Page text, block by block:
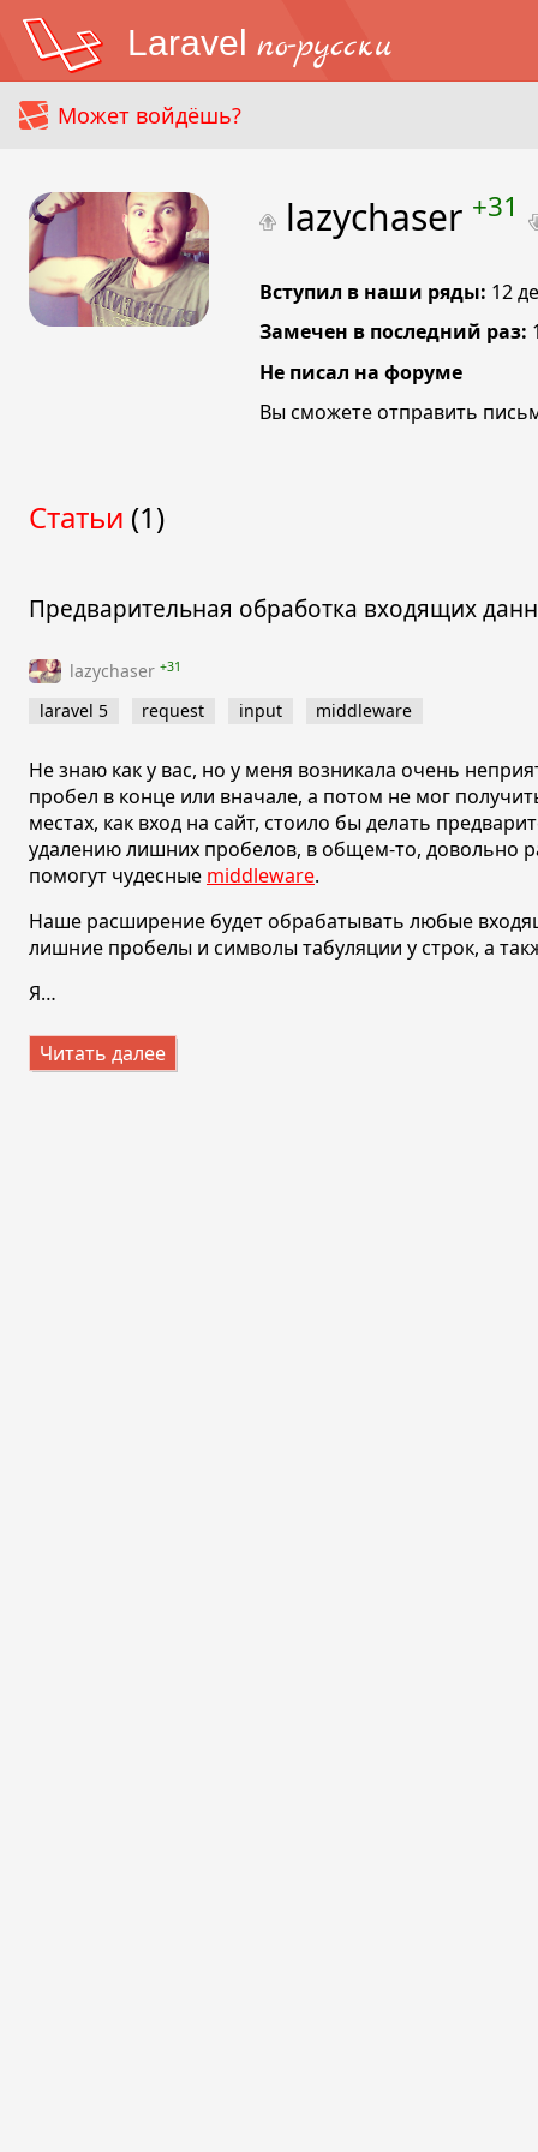
Laravel по-русски
Может войдёшь?
lazychaser +31
Вступил в наши ряды: 12
Замечен в последний раз:
Не писал на форуме
Вы сможете отправить
Статьи (1)
Предварительная обработка входящих
lazychaser +31
laravel 5 request input middleware
Не знаю как у вас, но у меня возникала очень
пробел в конце или вначале, а потом не мог
местах, как вход на сайт, стоило бы делать
удалению лишних пробелов, в общем-то, довольно
помогут чудесные middleware.
Наше расширение будет обрабатывать любые
лишние пробелы и символы табуляции у строк, а
Я…
Читать далее